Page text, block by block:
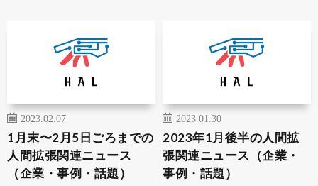
2023.02.07
1月末〜2月5日ごろまでの
人間拡張関連ニュース
（企業・事例・話題）
2023.01.30
2023年1月後半の人間拡
張関連ニュース（企業・
事例・話題）